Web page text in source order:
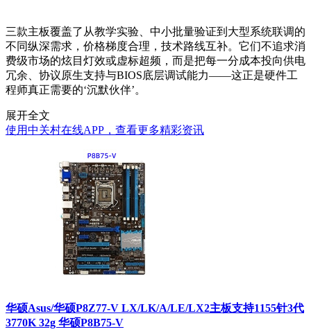
三款主板覆盖了从教学实验、中小批量验证到大型系统联调的
不同纵深需求，价格梯度合理，技术路线互补。它们不追求消
费级市场的炫目灯效或虚标超频，而是把每一分成本投向供电
冗余、协议原生支持与BIOS底层调试能力——这正是硬件工
程师真正需要的‘沉默伙伴’。
展开全文
使用中关村在线APP，查看更多精彩资讯
华硕Asus/华硕P8Z77-V LX/LK/A/LE/LX2主板支持1155针3代
3770K 32g 华硕P8B75-V